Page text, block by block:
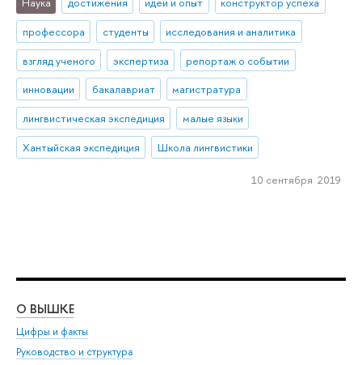
профессора
студенты
исследования и аналитика
взгляд ученого
экспертиза
репортаж о событии
инновации
бакалавриат
магистратура
лингвистическая экспедиция
малые языки
Хантыйская экспедиция
Школа лингвистики
10 сентября 2019
О ВЫШКЕ
Цифры и факты
Руководство и структура